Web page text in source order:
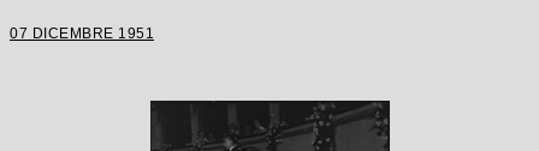
07 DICEMBRE 1951